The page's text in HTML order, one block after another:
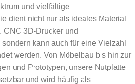
und vielfältige
dient nicht nur als ideales Material
CNC 3D-Drucker und
kann auch für eine Vielzahl
werden. Von Möbelbau bis hin zur
und Prototypen, unsere Nutplatte
und wird häufig als